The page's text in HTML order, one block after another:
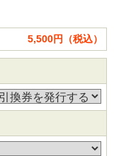
5,500円（税込）